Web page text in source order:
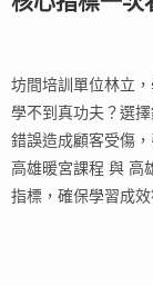
坊間培訓單位林立
學不到真功夫？選
錯誤造成顧客受傷
高雄暖宮課程 與 高
指標，確保學習成效